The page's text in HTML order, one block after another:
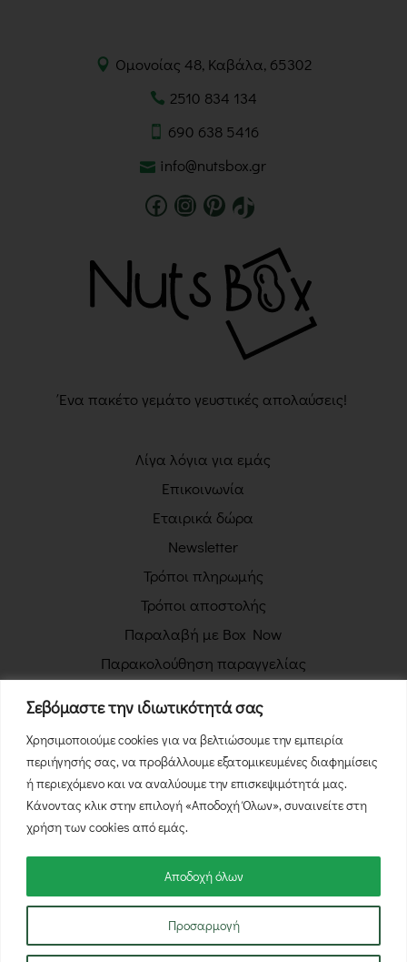
Σεβόμαστε την ιδιωτικότητά σας
Χρησιμοποιούμε cookies για να βελτιώσουμε την εμπειρία
περιήγησής σας, να προβάλλουμε εξατομικευμένες διαφημίσεις
ή περιεχόμενο και να αναλύουμε την επισκεψιμότητά μας.
Κάνοντας κλικ στην επιλογή «Αποδοχή Όλων», συναινείτε στη
χρήση των cookies από εμάς.
Προσαρμογή
Αποδοχή όλων
Ομονοίας 48, Καβάλα, 65302
2510 834 134
690 638 5416
info@nutsbox.gr
Ένα πακέτο γεμάτο γευστικές απολαύσεις!
Λίγα λόγια για εμάς
Επικοινωνία
Εταιρικά δώρα
Newsletter
Τρόποι πληρωμής
Τρόποι αποστολής
Παραλαβή με Box Now
Παρακολούθηση παραγγελίας
Όροι χρήσης
Πολιτική επιστροφών
Φόρμα Υπαναχώρησης
© 2026 NutsBox.gr - Με την επιφύλαξη κάθε νόμιμου
δικαιώματος.
δημιουργία & φιλοξενία eshop bymanbiz